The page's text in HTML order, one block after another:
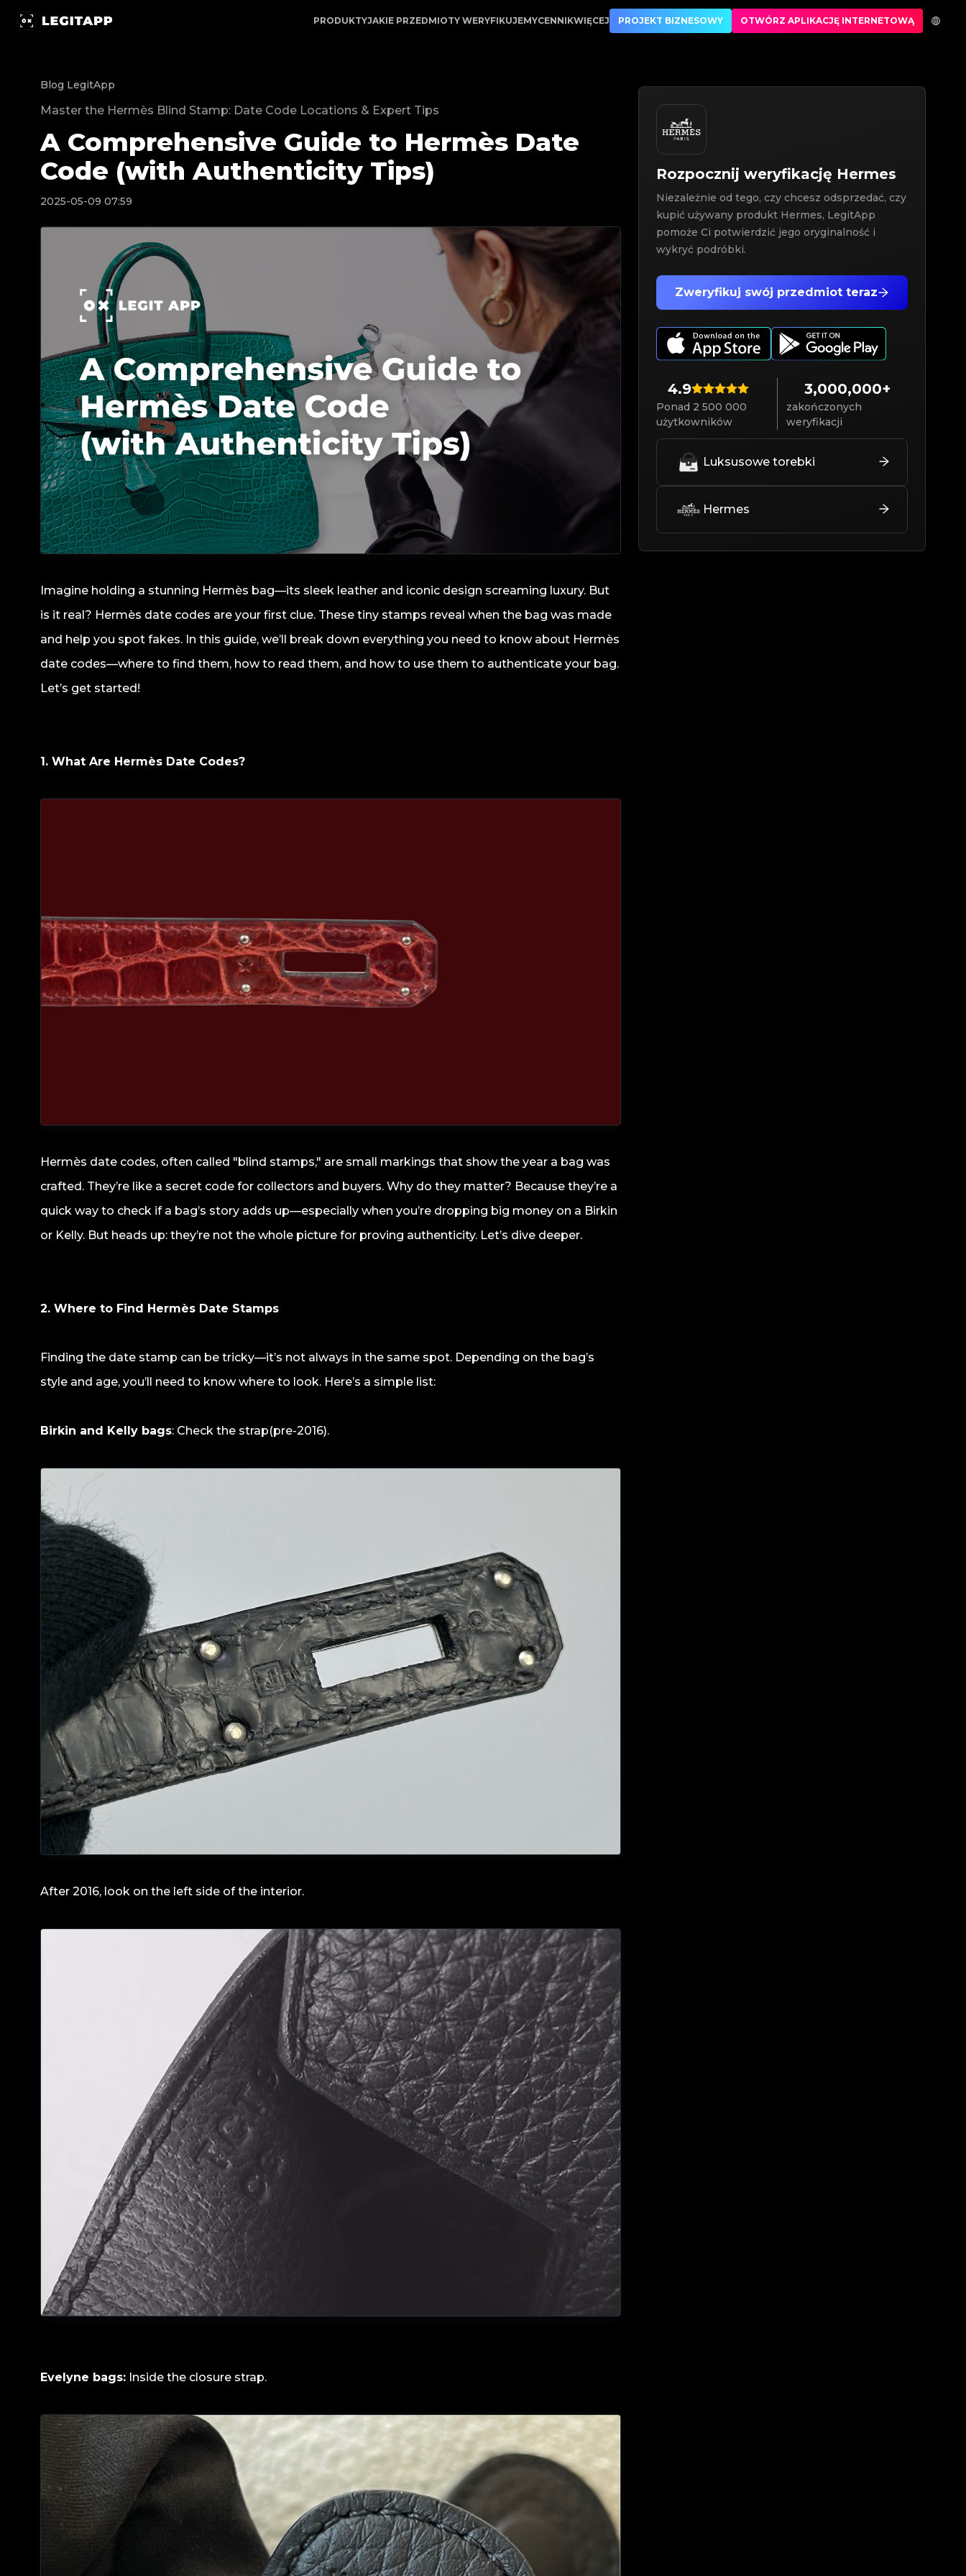
A Comprehensive Guide to Hermès Date Code (with Authenticity Tips) | LegitApp | Twój zaufany partner w weryfikacji luksusowych produktów
PRODUKTYJAKIE PRZEDMIOTY WERYFIKUJEMYCENNIKWIĘCEJ PROJEKT BIZNESOWY OTWÓRZ APLIKACJĘ INTERNETOWĄ
Blog LegitApp
Master the Hermès Blind Stamp: Date Code Locations & Expert Tips
A Comprehensive Guide to Hermès Date
Code (with Authenticity Tips)
2025-05-09 07:59
Imagine holding a stunning Hermès bag—its sleek leather and iconic design screaming luxury. But
is it real? Hermès date codes are your first clue. These tiny stamps reveal when the bag was made
and help you spot fakes. In this guide, we’ll break down everything you need to know about Hermès
date codes—where to find them, how to read them, and how to use them to authenticate your bag.
Let’s get started!
1. What Are Hermès Date Codes?
Hermès date codes, often called "blind stamps," are small markings that show the year a bag was
crafted. They’re like a secret code for collectors and buyers. Why do they matter? Because they’re a
quick way to check if a bag’s story adds up—especially when you’re dropping big money on a Birkin
or Kelly. But heads up: they’re not the whole picture for proving authenticity. Let’s dive deeper.
2. Where to Find Hermès Date Stamps
Finding the date stamp can be tricky—it’s not always in the same spot. Depending on the bag’s
style and age, you’ll need to know where to look. Here’s a simple list:
Birkin and Kelly bags: Check the strap(pre-2016).
After 2016, look on the left side of the interior.
Evelyne bags: Inside the closure strap.
4.9
Ponad 2 500 000
użytkowników
3,000,000+
zakończonych
weryfikacji
Zweryfikuj swój przedmiot teraz
Niezależnie od tego, czy chcesz odsprzedać, czy
kupić używany produkt Hermes, LegitApp
pomoże Ci potwierdzić jego oryginalność i
wykryć podróbki.
Rozpocznij weryfikację Hermes
Luksusowe torebki
Hermes